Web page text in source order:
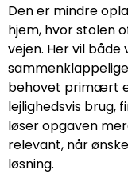
Den er mindre
hjem, hvor stolen
vejen. Her vil
behovet primært
lejlighedsvis brug,
løser opgaven
relevant, når
løsning.